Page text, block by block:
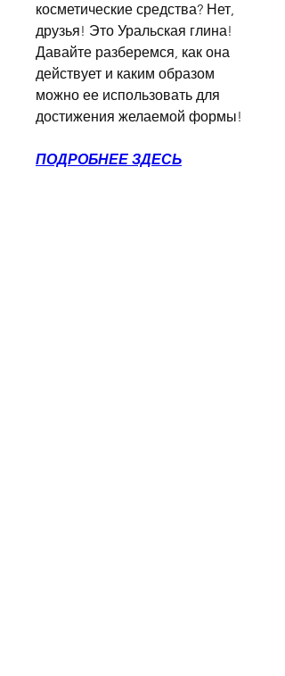
косметические средства? Нет,
друзья! Это Уральская глина!
Давайте разберемся, как она
действует и каким образом
можно ее использовать для
достижения желаемой формы!
ПОДРОБНЕЕ ЗДЕСЬ